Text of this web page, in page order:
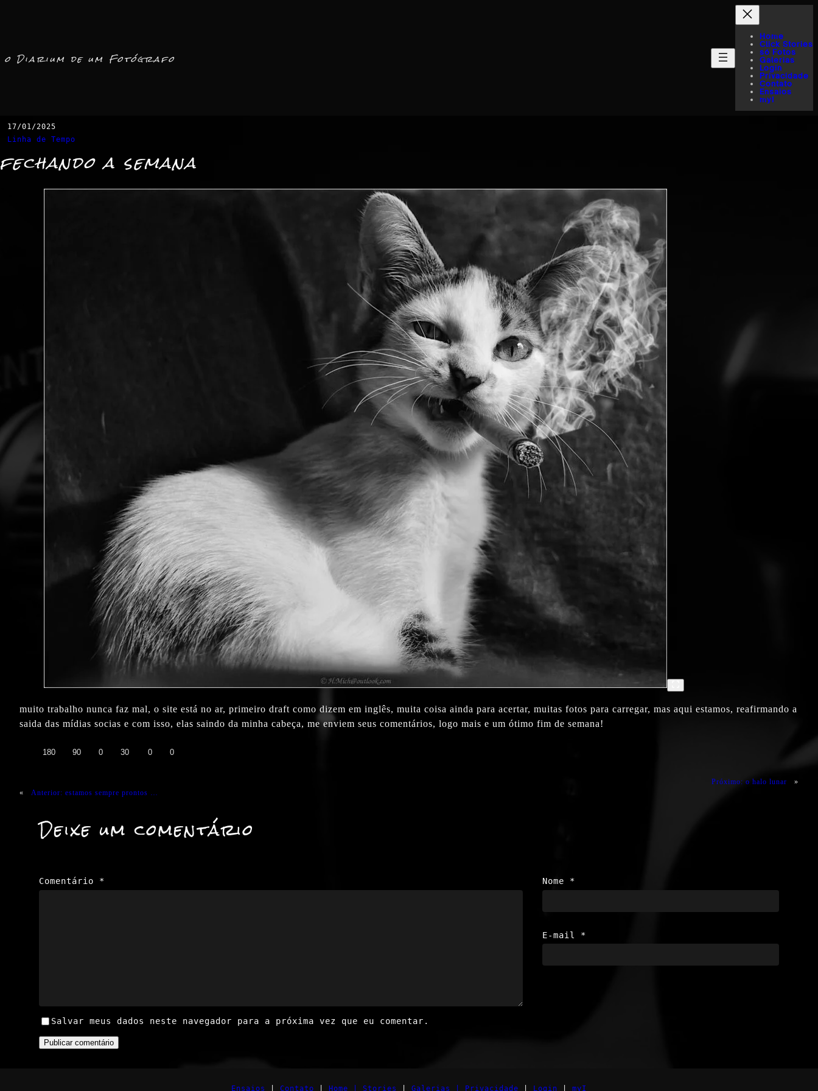
o Diarium de um Fotógrafo
Home
Click Stories
só Fotos
Galerias
Login
Privacidade
Contato
Ensaios
myI
17/01/2025
Linha de Tempo
fechando a semana
muito trabalho nunca faz mal, o site está no ar, primeiro draft como dizem em inglês, muita coisa ainda para acertar, muitas fotos para carregar, mas aqui estamos, reafirmando a
saida das mídias socias e com isso, elas saindo da minha cabeça, me enviem seus comentários, logo mais e um ótimo fim de semana!
180 90 0 30 0 0
Próximo: o halo lunar
»
«
Anterior: estamos sempre prontos …
Deixe um comentário
Comentário * Nome *
E-mail *
Salvar meus dados neste navegador para a próxima vez que eu comentar.
Ensaios Contato Home | Stories Galerias | Privacidade Login myI